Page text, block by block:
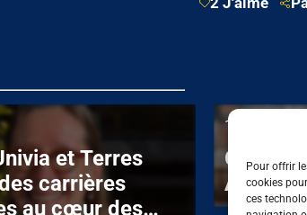
Pour offrir
cookies
ces
et Terres
carrières
au cœur des
19/02/26
Grâce à